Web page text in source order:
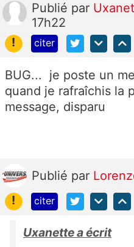
Publié par
17h22
!
citer
BUG... je poste un
quand je rafraîchis la
message, disparu
Publié par
!
citer
Uxanette a écrit